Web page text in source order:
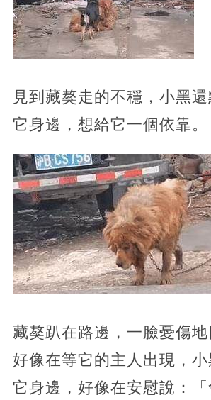
見到藏獒走的不穩，小黑
它身邊，想給它一個依靠。
藏獒趴在路邊，一臉憂傷地
好像在等它的主人出現，
它身邊，好像在安慰說：